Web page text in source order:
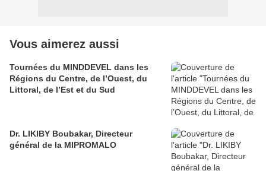
Vous aimerez aussi
Tournées du MINDDEVEL dans les
Régions du Centre, de l’Ouest, du
Littoral, de l’Est et du Sud
Dr. LIKIBY Boubakar, Directeur
général de la MIPROMALO